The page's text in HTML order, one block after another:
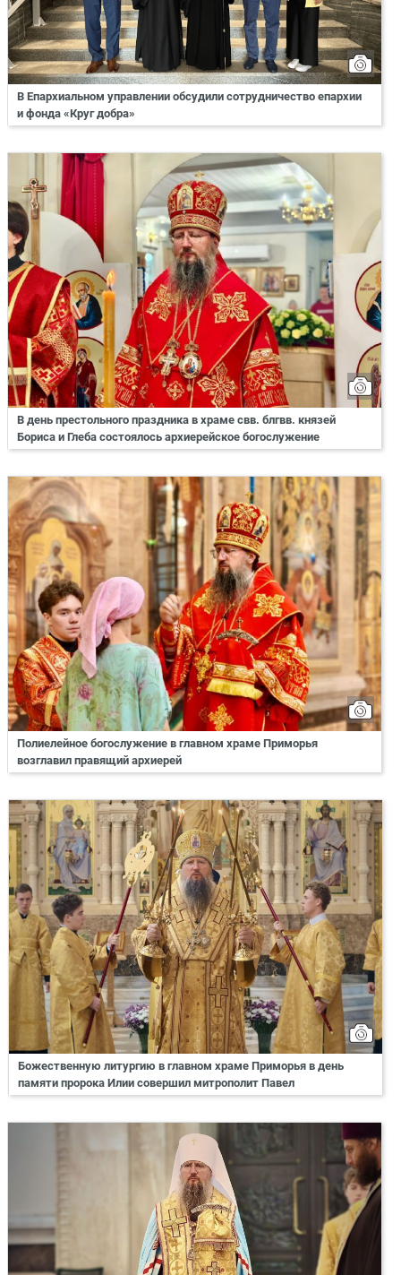
В Епархиальном управлении обсудили сотрудничество епархии
и фонда «Круг добра»
В день престольного праздника в храме свв. блгвв. князей
Бориса и Глеба состоялось архиерейское богослужение
Полиелейное богослужение в главном храме Приморья
возглавил правящий архиерей
Божественную литургию в главном храме Приморья в день
памяти пророка Илии совершил митрополит Павел